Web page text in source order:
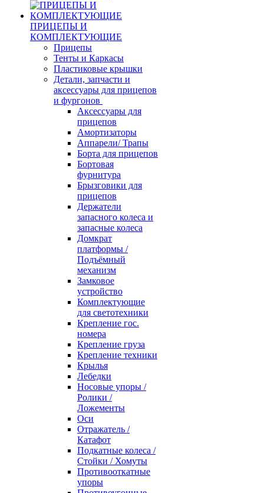
ПРИЦЕПЫ И
КОМПЛЕКТУЮЩИЕ
Прицепы
Тенты и Каркасы
Пластиковые крышки
Детали, запчасти и
аксессуары для прицепов
и фургонов
Аксессуары для
прицепов
Амортизаторы
Аппарели/ Трапы
Борта для прицепов
Бортовая
фурнитура
Брызговики для
прицепов
Держатели
запасного колеса и
запасные колеса
Домкрат
платформы /
Подъёмный
механизм
Замковое
устройство
Комплектующие
для светотехники
Крепление гос.
номера
Крепление груза
Крепление техники
Крылья
Лебедки
Носовые упоры /
Ролики /
Ложементы
Оси
Отражатель /
Катафот
Подкатные колеса /
Стойки / Хомуты
Противооткатные
упоры